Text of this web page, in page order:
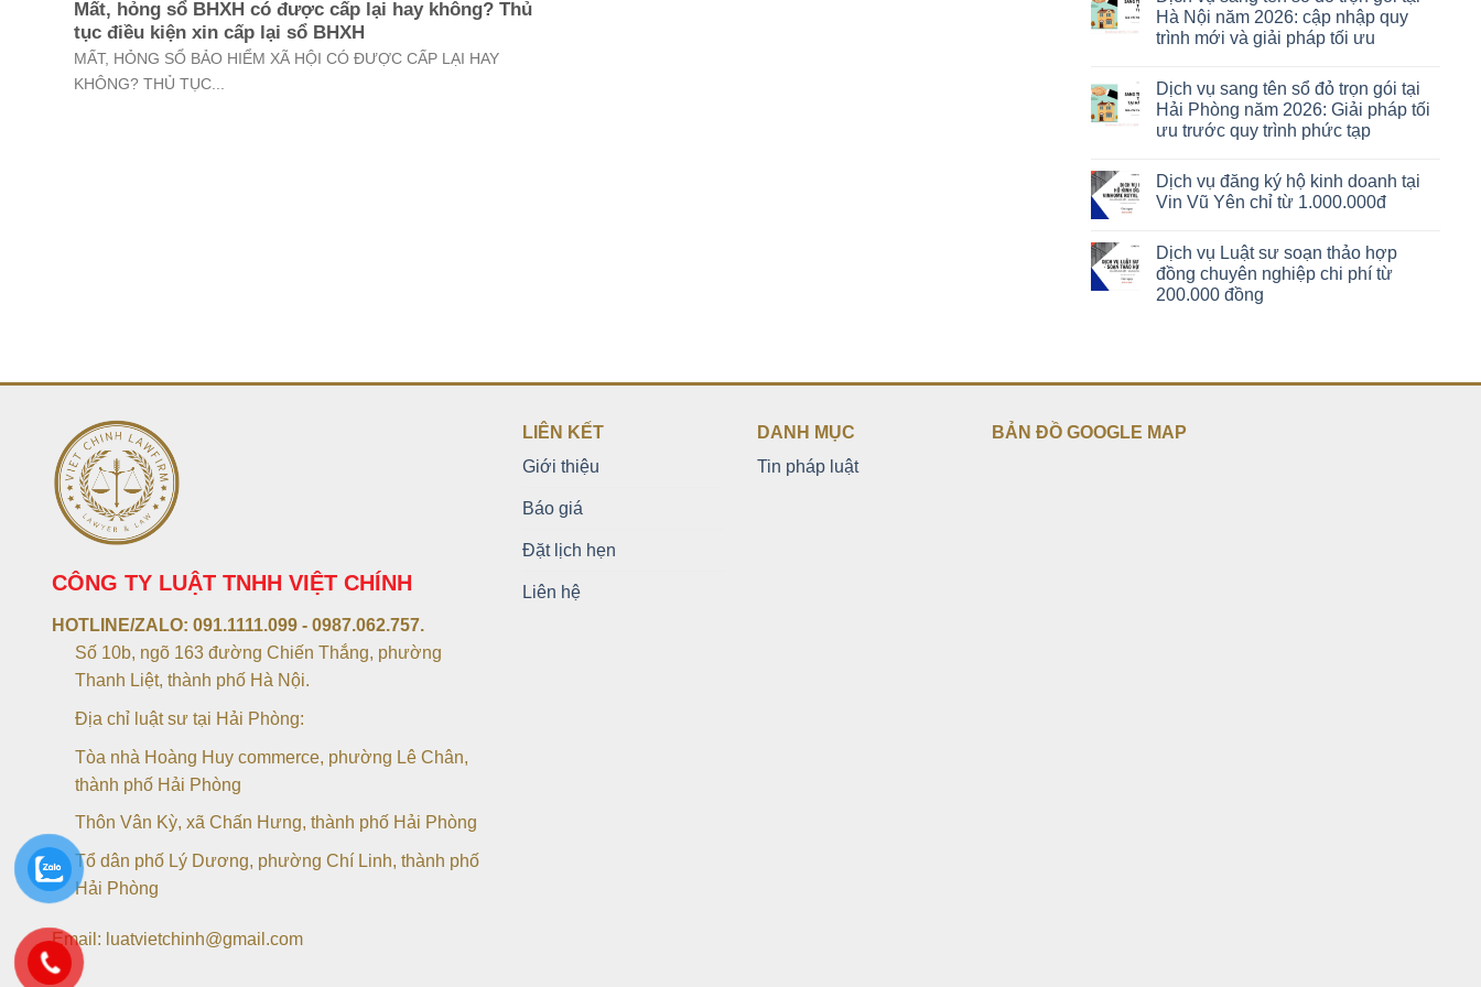
Mất, hỏng sổ BHXH có được cấp lại hay không? Thủ
tục điều kiện xin cấp lại sổ BHXH
MẤT, HỎNG SỔ BẢO HIỂM XÃ HỘI CÓ ĐƯỢC CẤP LẠI HAY
KHÔNG? THỦ TỤC...
Hà Nội năm 2026: cập nhập quy
trình mới và giải pháp tối ưu
Dịch vụ sang tên sổ đỏ trọn gói tại
Hải Phòng năm 2026: Giải pháp tối
ưu trước quy trình phức tạp
Dịch vụ đăng ký hộ kinh doanh tại
Vin Vũ Yên chỉ từ 1.000.000đ
Dịch vụ Luật sư soạn thảo hợp
đồng chuyên nghiệp chi phí từ
200.000 đồng
CÔNG TY LUẬT TNHH VIỆT CHÍNH
HOTLINE/ZALO: 091.1111.099 - 0987.062.757.
Số 10b, ngõ 163 đường Chiến Thắng, phường
Thanh Liệt, thành phố Hà Nội.
Địa chỉ luật sư tại Hải Phòng:
Tòa nhà Hoàng Huy commerce, phường Lê Chân,
thành phố Hải Phòng
Thôn Vân Kỳ, xã Chấn Hưng, thành phố Hải Phòng
Tổ dân phố Lý Dương, phường Chí Linh, thành phố
Hải Phòng
Email: luatvietchinh@gmail.com
LIÊN KẾT
Giới thiệu
Báo giá
Đặt lịch hẹn
Liên hệ
DANH MỤC
Tin pháp luật
BẢN ĐỒ GOOGLE MAP